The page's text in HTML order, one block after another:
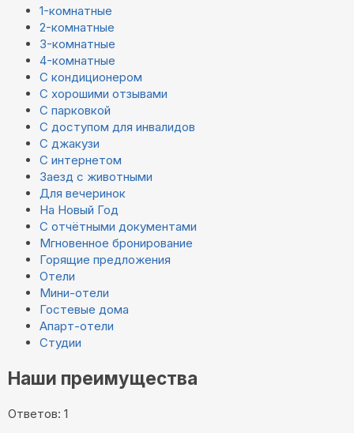
1-комнатные
2-комнатные
3-комнатные
4-комнатные
С кондиционером
С хорошими отзывами
С парковкой
С доступом для инвалидов
С джакузи
С интернетом
Заезд с животными
Для вечеринок
На Новый Год
С отчётными документами
Мгновенное бронирование
Горящие предложения
Отели
Мини-отели
Гостевые дома
Апарт-отели
Студии
Наши преимущества
Ответов: 1